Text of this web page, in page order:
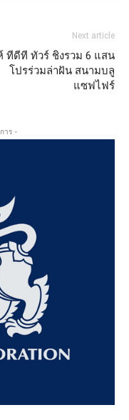
Next article
ทีดีที ทัวร์ ชิงรวม 6 แสน
โปรร่วมล่าฝัน สนามบลู
แซฟไฟร์
าร -